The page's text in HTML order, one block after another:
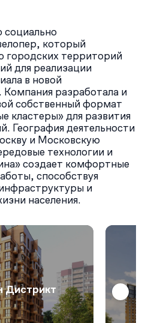
социально
который
городских территорий
для реализации
в новой
Компания разработала и
собственный формат
кластеры» для развития
География деятельности
и Московскую
технологии и
создает комфортные
способствуя
и
населения.
Дистрикт